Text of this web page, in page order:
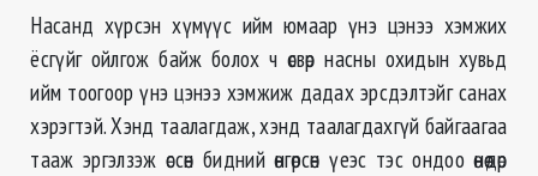
Насанд хүрсэн хүмүүс ийм юмаар үнэ цэнээ хэмжих
ёсгүйг ойлгож байж болох ч өсвөр насны охидын хувьд
ийм тоогоор үнэ цэнээ хэмжиж дадах эрсдэлтэйг санах
хэрэгтэй. Хэнд таалагдаж, хэнд таалагдахгүй байгаагаа
тааж эргэлзэж өссөн бидний өнгөрсөн үеэс тэс ондоо өнөөдөр